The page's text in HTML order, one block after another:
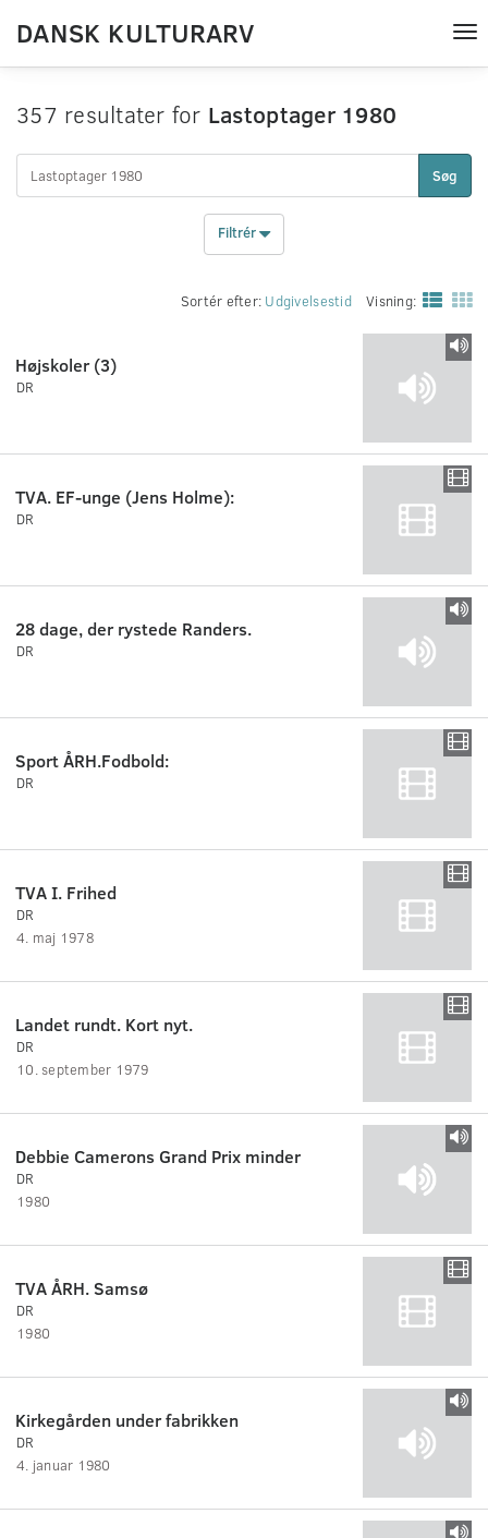
DANSK KULTURARV
357 resultater for Lastoptager 1980
Søg
Filtrér
Sortér efter: Udgivelsestid Visning:
Højskoler (3)
DR
TVA. EF-unge (Jens Holme):
DR
28 dage, der rystede Randers.
DR
Sport ÅRH.Fodbold:
DR
TVA I. Frihed
DR
4. maj 1978
Landet rundt. Kort nyt.
DR
10. september 1979
Debbie Camerons Grand Prix minder
DR
1980
TVA ÅRH. Samsø
DR
1980
Kirkegården under fabrikken
DR
4. januar 1980